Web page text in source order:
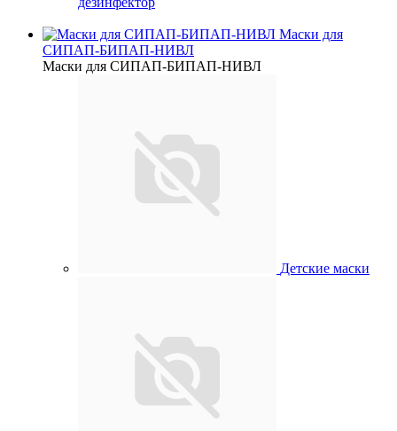
Маски для
СИПАП-БИПАП-НИВЛ
Маски для СИПАП-БИПАП-НИВЛ
Детские маски